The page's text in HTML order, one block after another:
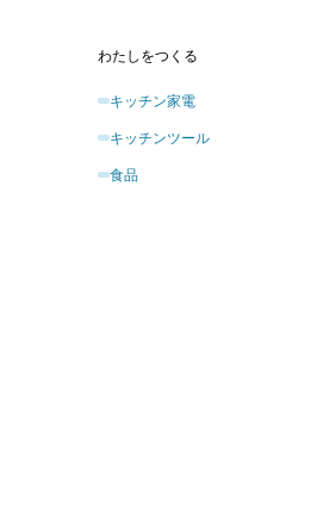
わたしをつくる
キッチン家電
キッチンツール
食品